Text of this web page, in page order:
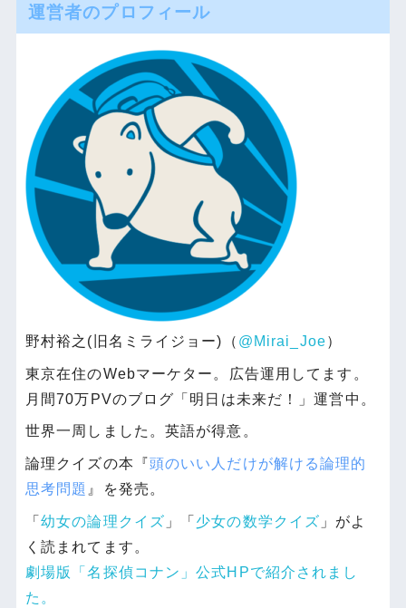
運営者のプロフィール
野村裕之(旧名ミライジョー)（ @Mirai_Joe）
東京在住のWebマーケター。広告運用してます。
月間70万PVのブログ「明日は未来だ！」運営中。
世界一周しました。英語が得意。
論理クイズの本『頭のいい人だけが解ける論理的
思考問題 』を発売。
「幼女の論理クイズ 」「 少女の数学クイズ 」がよ
く読まれてます。
劇場版「名探偵コナン」公式HPで紹介されまし
た。